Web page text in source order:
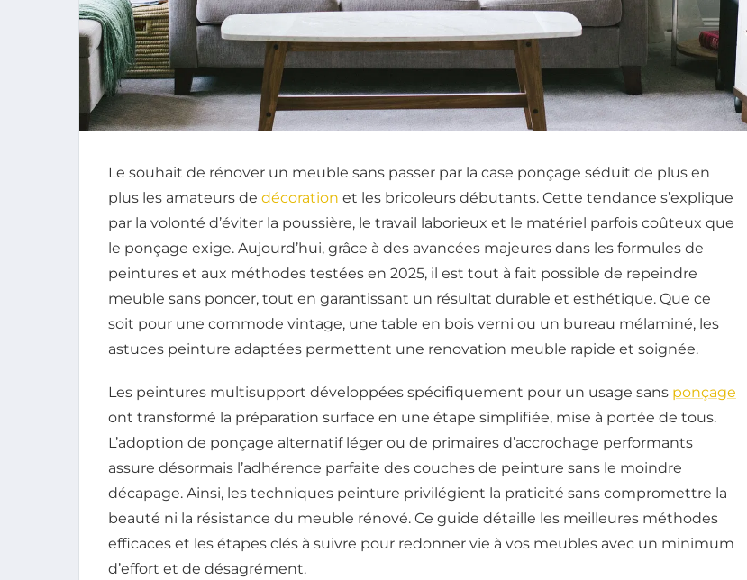
Le souhait de rénover un meuble sans passer par la case ponçage séduit de plus en
plus les amateurs de décoration et les bricoleurs débutants. Cette tendance s’explique
par la volonté d’éviter la poussière, le travail laborieux et le matériel parfois coûteux que
le ponçage exige. Aujourd’hui, grâce à des avancées majeures dans les formules de
peintures et aux méthodes testées en 2025, il est tout à fait possible de repeindre
meuble sans poncer, tout en garantissant un résultat durable et esthétique. Que ce
soit pour une commode vintage, une table en bois verni ou un bureau mélaminé, les
astuces peinture adaptées permettent une renovation meuble rapide et soignée.
Les peintures multisupport développées spécifiquement pour un usage sans ponçage
ont transformé la préparation surface en une étape simplifiée, mise à portée de tous.
L’adoption de ponçage alternatif léger ou de primaires d’accrochage performants
assure désormais l’adhérence parfaite des couches de peinture sans le moindre
décapage. Ainsi, les techniques peinture privilégient la praticité sans compromettre la
beauté ni la résistance du meuble rénové. Ce guide détaille les meilleures méthodes
efficaces et les étapes clés à suivre pour redonner vie à vos meubles avec un minimum
d’effort et de désagrément.